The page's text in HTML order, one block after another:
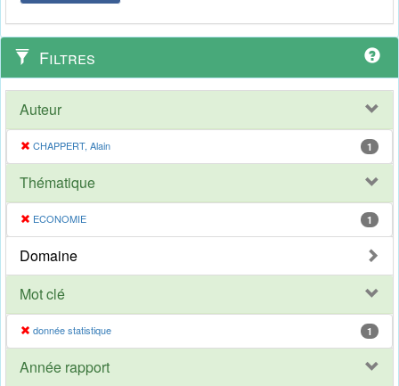
Filtres
Auteur
CHAPPERT, Alain 1
Thématique
ECONOMIE 1
Domaine
Mot clé
donnée statistique 1
Année rapport